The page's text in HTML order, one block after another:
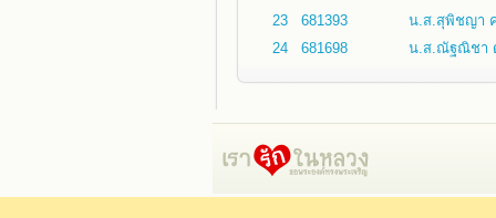
23
681393
น.ส.สุพิชญา
24
681698 น.ส.ณัฐณิชา